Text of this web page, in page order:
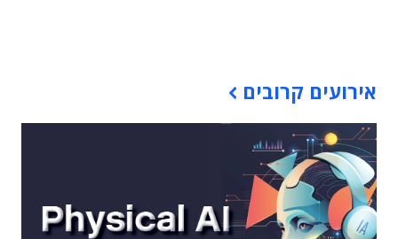
אירועים קרובים